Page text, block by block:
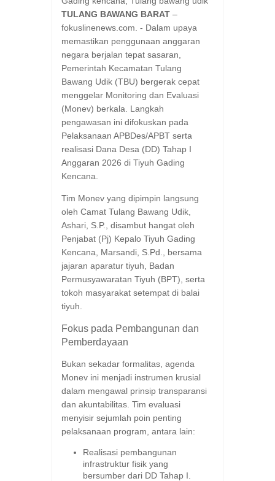
TULANG BAWANG BARAT –
fokuslinenews.com. - Dalam upaya
memastikan penggunaan anggaran
negara berjalan tepat sasaran,
Pemerintah Kecamatan Tulang
Bawang Udik (TBU) bergerak cepat
menggelar Monitoring dan Evaluasi
(Monev) berkala. Langkah
pengawasan ini difokuskan pada
Pelaksanaan APBDes/APBT serta
realisasi Dana Desa (DD) Tahap I
Anggaran 2026 di Tiyuh Gading
Kencana.
​Tim Monev yang dipimpin langsung
oleh Camat Tulang Bawang Udik,
Ashari, S.P., disambut hangat oleh
Penjabat (Pj) Kepalo Tiyuh Gading
Kencana, Marsandi, S.Pd., bersama
jajaran aparatur tiyuh, Badan
Permusyawaratan Tiyuh (BPT), serta
tokoh masyarakat setempat di balai
tiyuh.
​Fokus pada Pembangunan dan
Pemberdayaan
​Bukan sekadar formalitas, agenda
Monev ini menjadi instrumen krusial
dalam mengawal prinsip transparansi
dan akuntabilitas. Tim evaluasi
menyisir sejumlah poin penting
pelaksanaan program, antara lain:
​Realisasi pembangunan
infrastruktur fisik yang
bersumber dari DD Tahap I.